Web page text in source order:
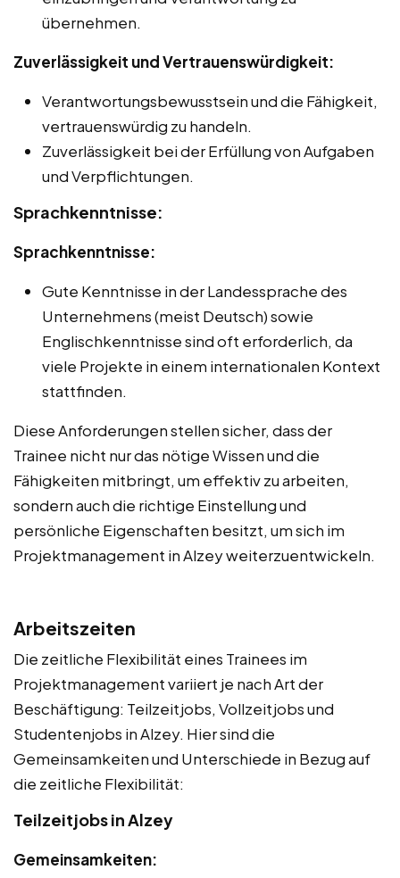
übernehmen.
Zuverlässigkeit und Vertrauenswürdigkeit:
Verantwortungsbewusstsein und die Fähigkeit,
vertrauenswürdig zu handeln.
Zuverlässigkeit bei der Erfüllung von Aufgaben
und Verpflichtungen.
Sprachkenntnisse:
Sprachkenntnisse:
Gute Kenntnisse in der Landessprache des
Unternehmens (meist Deutsch) sowie
Englischkenntnisse sind oft erforderlich, da
viele Projekte in einem internationalen Kontext
stattfinden.
Diese Anforderungen stellen sicher, dass der
Trainee nicht nur das nötige Wissen und die
Fähigkeiten mitbringt, um effektiv zu arbeiten,
sondern auch die richtige Einstellung und
persönliche Eigenschaften besitzt, um sich im
Projektmanagement in Alzey weiterzuentwickeln.
Arbeitszeiten
Die zeitliche Flexibilität eines Trainees im
Projektmanagement variiert je nach Art der
Beschäftigung: Teilzeitjobs, Vollzeitjobs und
Studentenjobs in Alzey. Hier sind die
Gemeinsamkeiten und Unterschiede in Bezug auf
die zeitliche Flexibilität:
Teilzeitjobs in Alzey
Gemeinsamkeiten: